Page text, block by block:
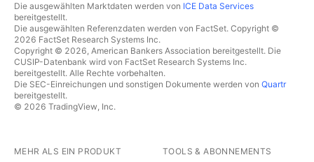
Die ausgewählten Marktdaten werden von ICE Data Services
bereitgestellt.
Die ausgewählten Referenzdaten werden von FactSet. Copyright ©
2026 FactSet Research Systems Inc.
Copyright © 2026, American Bankers Association bereitgestellt. Die
CUSIP-Datenbank wird von FactSet Research Systems Inc.
bereitgestellt. Alle Rechte vorbehalten.
Die SEC-Einreichungen und sonstigen Dokumente werden von Quartr
bereitgestellt.
© 2026 TradingView, Inc.
MEHR ALS EIN PRODUKT TOOLS & ABONNEMENTS